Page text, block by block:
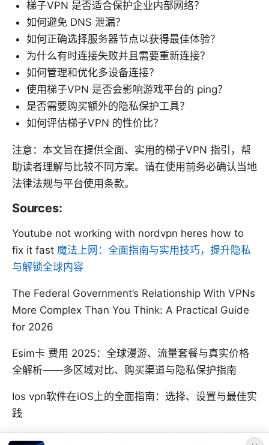
梯子VPN 是否适合保护企业内部网络？
如何避免 DNS 泄漏？
如何正确选择服务器节点以获得最佳体验？
为什么有时连接失败并且需要重新连接？
如何管理和优化多设备连接？
使用梯子VPN 是否会影响游戏平台的 ping？
是否需要购买额外的隐私保护工具？
如何评估梯子VPN 的性价比？
注意：本文旨在提供全面、实用的梯子VPN 指引，帮
助读者理解与比较不同方案。请在使用前务必确认当地
法律法规与平台使用条款。
Sources:
Youtube not working with nordvpn heres how to
fix it fast 魔法上网：全面指南与实用技巧，提升隐私
与解锁全球内容
The Federal Government’s Relationship With VPNs
More Complex Than You Think: A Practical Guide
for 2026
Esim卡 费用 2025：全球漫游、流量套餐与真实价格
全解析——多区域对比、购买渠道与隐私保护指南
Ios vpn软件在iOS上的全面指南：选择、设置与最佳实
践
Why Your SBS On Demand Isn’t Working With Your